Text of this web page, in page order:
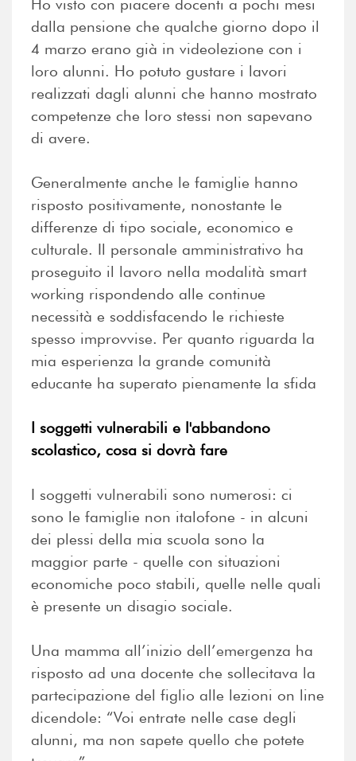
Ho visto con piacere docenti a pochi mesi
dalla pensione che qualche giorno dopo il
4 marzo erano già in videolezione con i
loro alunni. Ho potuto gustare i lavori
realizzati dagli alunni che hanno mostrato
competenze che loro stessi non sapevano
di avere.
Generalmente anche le famiglie hanno
risposto positivamente, nonostante le
differenze di tipo sociale, economico e
culturale. Il personale amministrativo ha
proseguito il lavoro nella modalità smart
working rispondendo alle continue
necessità e soddisfacendo le richieste
spesso improvvise. Per quanto riguarda la
mia esperienza la grande comunità
educante ha superato pienamente la sfida
I soggetti vulnerabili e l'abbandono
scolastico, cosa si dovrà fare
I soggetti vulnerabili sono numerosi: ci
sono le famiglie non italofone - in alcuni
dei plessi della mia scuola sono la
maggior parte - quelle con situazioni
economiche poco stabili, quelle nelle quali
è presente un disagio sociale.
Una mamma all’inizio dell’emergenza ha
risposto ad una docente che sollecitava la
partecipazione del figlio alle lezioni on line
dicendole: “Voi entrate nelle case degli
alunni, ma non sapete quello che potete